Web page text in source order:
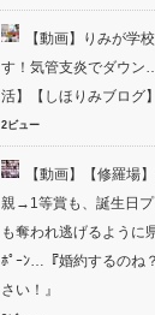
【動画】りみが学
す！気管支炎でダウン
活】【しほりみブログ
2ビュー
【動画】【修羅場
親→1等賞も、誕生日
も奪われ逃げるように
ﾎﾟｰﾝ…『婚約するのね
さい！』